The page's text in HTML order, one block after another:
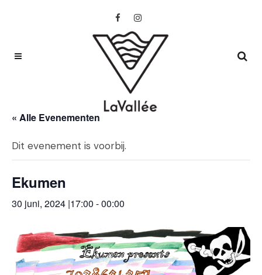
« Alle Evenementen
Dit evenement is voorbij.
Ekumen
30 juni, 2024 |17:00 -00:00